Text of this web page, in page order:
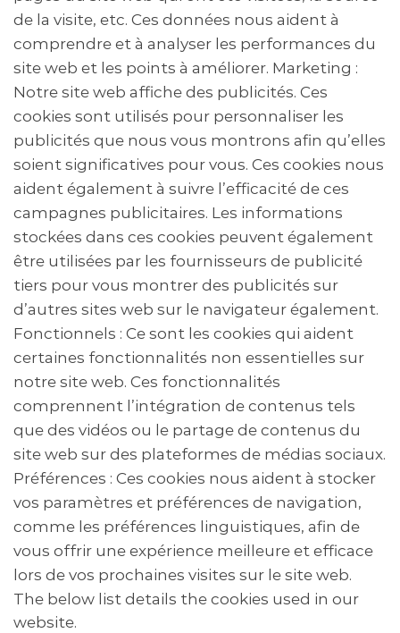
de la visite, etc. Ces données nous aident à
comprendre et à analyser les performances du
site web et les points à améliorer. Marketing :
Notre site web affiche des publicités. Ces
cookies sont utilisés pour personnaliser les
publicités que nous vous montrons afin qu’elles
soient significatives pour vous. Ces cookies nous
aident également à suivre l’efficacité de ces
campagnes publicitaires. Les informations
stockées dans ces cookies peuvent également
être utilisées par les fournisseurs de publicité
tiers pour vous montrer des publicités sur
d’autres sites web sur le navigateur également.
Fonctionnels : Ce sont les cookies qui aident
certaines fonctionnalités non essentielles sur
notre site web. Ces fonctionnalités
comprennent l’intégration de contenus tels
que des vidéos ou le partage de contenus du
site web sur des plateformes de médias sociaux.
Préférences : Ces cookies nous aident à stocker
vos paramètres et préférences de navigation,
comme les préférences linguistiques, afin de
vous offrir une expérience meilleure et efficace
lors de vos prochaines visites sur le site web.
The below list details the cookies used in our
website.